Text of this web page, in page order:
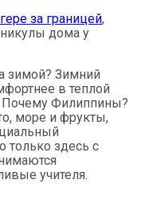
за границей,
дома у
зимой? Зимний
в теплой
Почему Филиппины?
море и фрукты,
только здесь с
учителя.